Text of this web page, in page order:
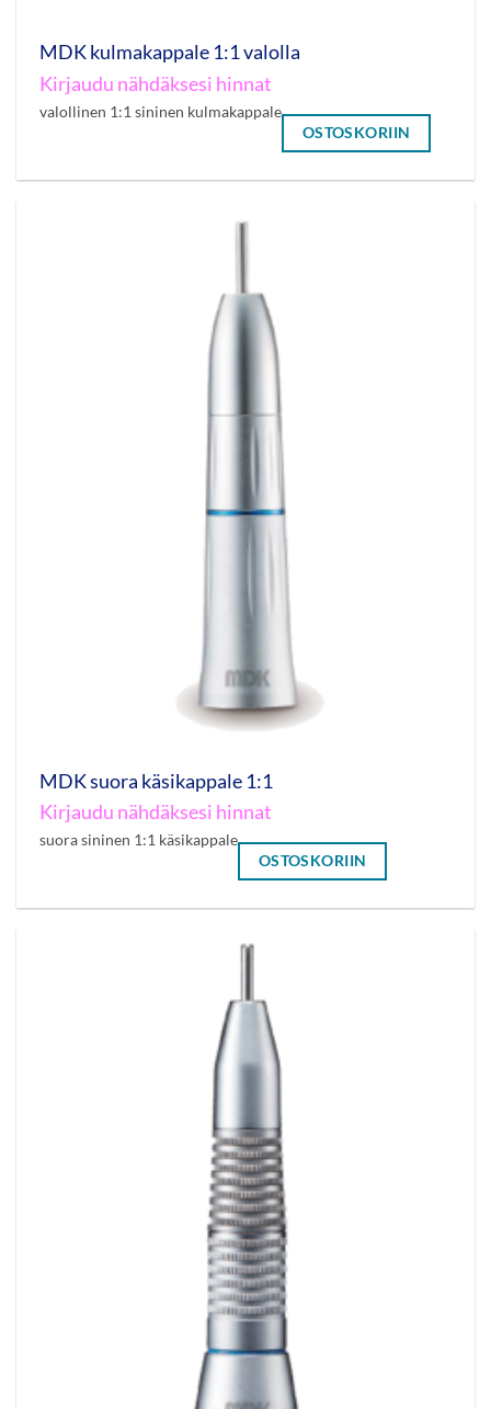
MDK kulmakappale 1:1 valolla
Kirjaudu nähdäksesi hinnat
valollinen 1:1 sininen kulmakappale
OSTOSKORIIN
MDK suora käsikappale 1:1
Kirjaudu nähdäksesi hinnat
suora sininen 1:1 käsikappale
OSTOSKORIIN